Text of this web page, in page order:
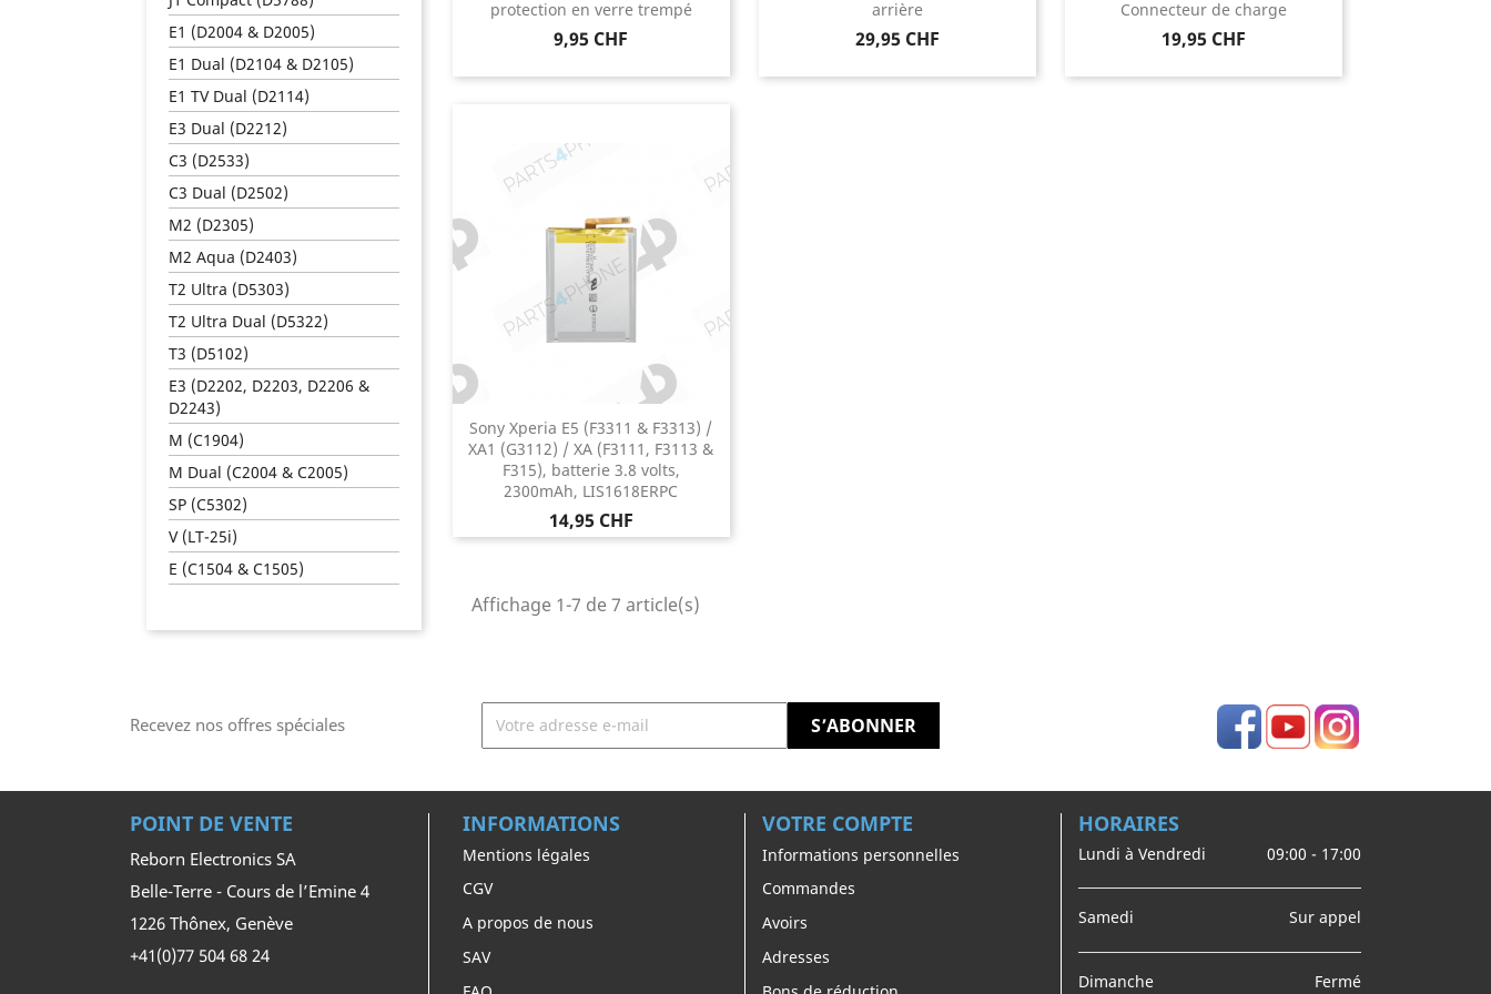
E1 (D2004 & D2005)
E1 Dual (D2104 & D2105)
E1 TV Dual (D2114)
E3 Dual (D2212)
C3 (D2533)
C3 Dual (D2502)
M2 (D2305)
M2 Aqua (D2403)
T2 Ultra (D5303)
T2 Ultra Dual (D5322)
T3 (D5102)
E3 (D2202, D2203, D2206 &
D2243)
M (C1904)
M Dual (C2004 & C2005)
SP (C5302)
V (LT-25i)
E (C1504 & C1505)
protection en verre trempé
Prix
9,95 CHF
arrière
Prix
29,95 CHF
Connecteur de charge
Prix
19,95 CHF
Sony Xperia E5 (F3311 & F3313) /
XA1 (G3112) / XA (F3111, F3113 &
F315), batterie 3.8 volts,
2300mAh, LIS1618ERPC
Prix
14,95 CHF
Affichage 1-7 de 7 article(s)
Recevez nos offres spéciales FacebookYouTubeInstagram
POINT DE VENTE
Reborn Electronics SA
Belle-Terre - Cours de l’Emine 4
1226 Thônex, Genève
+41(0)77 504 68 24
INFORMATIONS
Mentions légales
CGV
A propos de nous
SAV
VOTRE COMPTE
Informations personnelles
Commandes
Avoirs
Adresses
HORAIRES
Lundi à Vendredi 09:00 - 17:00
Samedi Sur appel
Dimanche Fermé